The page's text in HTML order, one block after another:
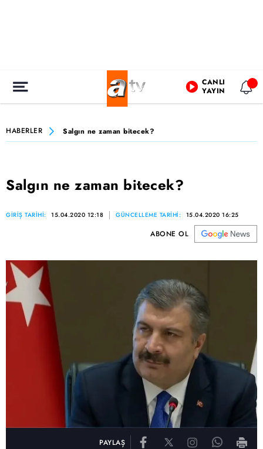
CANLI
YAYIN
HABERLER Salgın ne zaman bitecek?
Salgın ne zaman bitecek?
GİRİŞ TARİHİ: 15.04.2020 12:18 GÜNCELLEME TARİHİ: 15.04.2020 16:25
ABONE OL
PAYLAŞ